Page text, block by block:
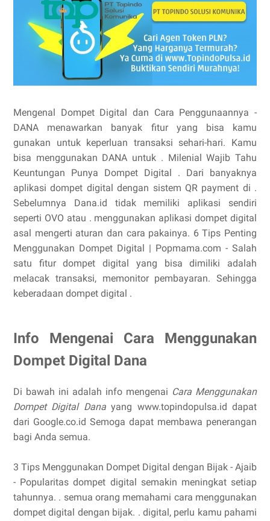
Mengenal Dompet Digital dan Cara Penggunaannya -
DANA menawarkan banyak fitur yang bisa kamu
gunakan untuk keperluan transaksi sehari-hari. Kamu
bisa menggunakan DANA untuk . Milenial Wajib Tahu
Keuntungan Punya Dompet Digital . Dari banyaknya
aplikasi dompet digital dengan sistem QR payment di .
Sebelumnya Dana.id tidak memiliki aplikasi sendiri
seperti OVO atau . menggunakan aplikasi dompet digital
asal mengerti aturan dan cara pakainya. 6 Tips Penting
Menggunakan Dompet Digital | Popmama.com - Salah
satu fitur dompet digital yang bisa dimiliki adalah
melacak transaksi, memonitor pembayaran. Sehingga
keberadaan dompet digital .
Info Mengenai Cara Menggunakan
Dompet Digital Dana
Di bawah ini adalah info mengenai Cara Menggunakan
Dompet Digital Danayang www.topindopulsa.id dapat
dari Google.co.id Semoga dapat membawa penerangan
bagi Anda semua.
3 Tips Menggunakan Dompet Digital dengan Bijak - Ajaib
- Popularitas dompet digital semakin meningkat setiap
tahunnya. . semua orang memahami cara menggunakan
dompet digital dengan bijak. . digital, perlu kamu pahami